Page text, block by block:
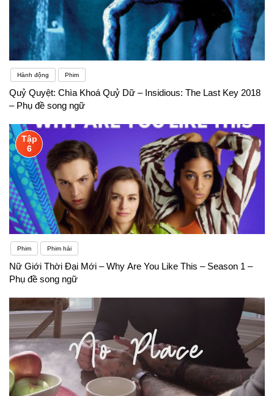
Hành động Phim
Quỷ Quyệt: Chìa Khoá Quỷ Dữ – Insidious: The Last Key 2018
– Phụ đề song ngữ
Tập
6
Phim Phim hài
Nữ Giới Thời Đại Mới – Why Are You Like This – Season 1 –
Phụ đề song ngữ